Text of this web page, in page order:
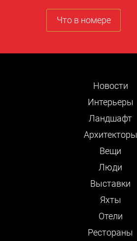
Что в номере
Новости
Интерьеры
Ландшафт
Архитекторы
Вещи
Люди
Выставки
Яхты
Отели
Рестораны